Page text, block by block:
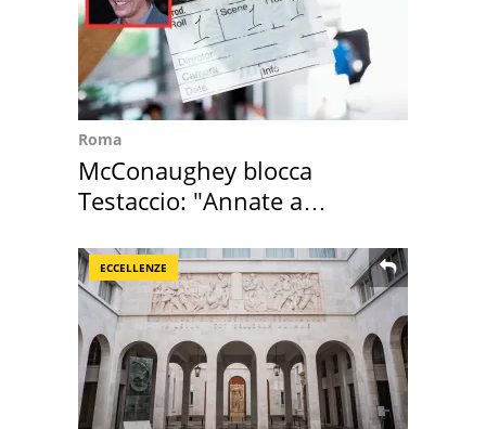
Roma
McConaughey blocca
Testaccio: "Annate a
ECCELLENZE